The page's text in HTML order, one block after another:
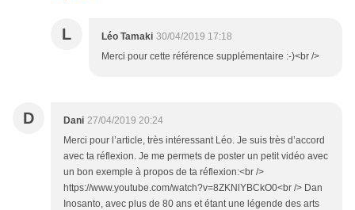
L Léo Tamaki 30/04/2019 17:18
Merci pour cette référence supplémentaire :-)<br />
D Dani 27/04/2019 20:24
Merci pour l’article, très intéressant Léo. Je suis très d’accord
avec ta réflexion. Je me permets de poster un petit vidéo avec
un bon exemple à propos de ta réflexion:<br />
https://www.youtube.com/watch?v=8ZKNlYBCkO0<br /> Dan
Inosanto, avec plus de 80 ans et étant une légende des arts